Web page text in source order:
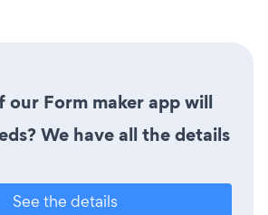
our Form maker app will
We have all the details
See the details